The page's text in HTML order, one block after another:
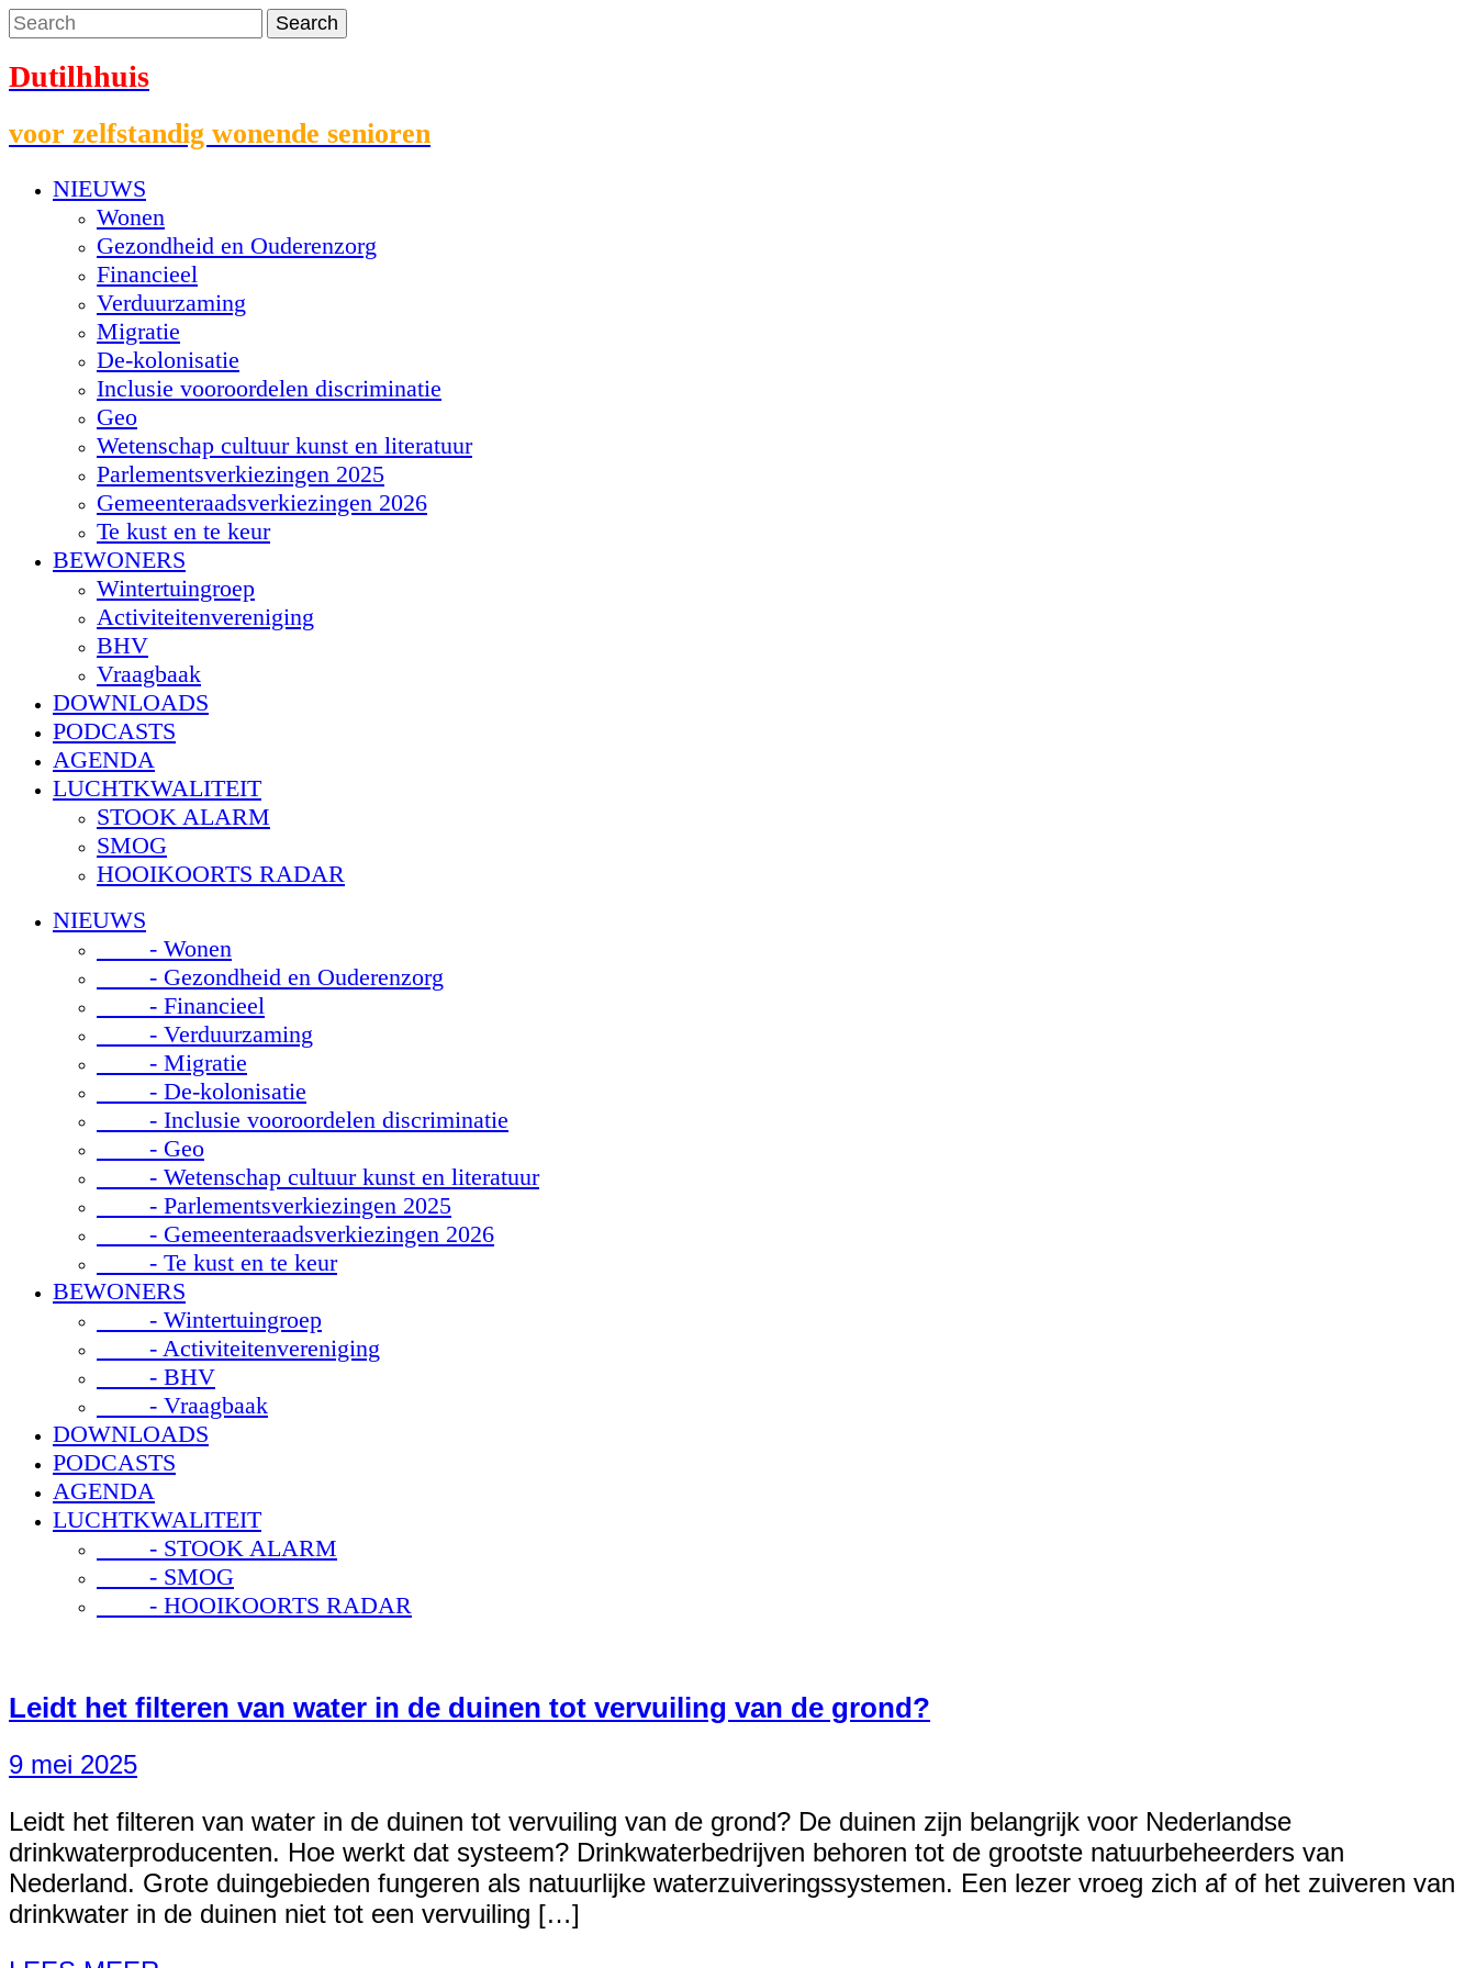
Dutilhhuis
voor zelfstandig wonende senioren
NIEUWS
Wonen
Gezondheid en Ouderenzorg
Financieel
Verduurzaming
Migratie
De-kolonisatie
Inclusie vooroordelen discriminatie
Geo
Wetenschap cultuur kunst en literatuur
Parlementsverkiezingen 2025
Gemeenteraadsverkiezingen 2026
Te kust en te keur
BEWONERS
Wintertuingroep
Activiteitenvereniging
BHV
Vraagbaak
DOWNLOADS
PODCASTS
AGENDA
LUCHTKWALITEIT
STOOK ALARM
SMOG
HOOIKOORTS RADAR
NIEUWS
- Wonen
- Gezondheid en Ouderenzorg
- Financieel
- Verduurzaming
- Migratie
- De-kolonisatie
- Inclusie vooroordelen discriminatie
- Geo
- Wetenschap cultuur kunst en literatuur
- Parlementsverkiezingen 2025
- Gemeenteraadsverkiezingen 2026
- Te kust en te keur
BEWONERS
- Wintertuingroep
- Activiteitenvereniging
- BHV
- Vraagbaak
DOWNLOADS
PODCASTS
AGENDA
LUCHTKWALITEIT
- STOOK ALARM
- SMOG
- HOOIKOORTS RADAR
Leidt het filteren van water in de duinen tot vervuiling van de grond?
9 mei 2025
Leidt het filteren van water in de duinen tot vervuiling van de grond? De duinen zijn belangrijk voor Nederlandse
drinkwaterproducenten. Hoe werkt dat systeem? Drinkwaterbedrijven behoren tot de grootste natuurbeheerders van
Nederland. Grote duingebieden fungeren als natuurlijke waterzuiveringssystemen. Een lezer vroeg zich af of het zuiveren van
drinkwater in de duinen niet tot een vervuiling […]